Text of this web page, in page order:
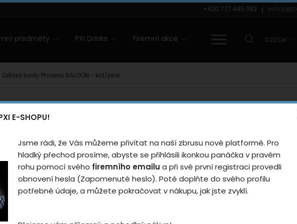
E-SHOPU!
Jsme rádi, že Vás můžeme přivítat na naší zbrusu nové platformě. Pro
hladký přechod prosíme, abyste se přihlásili ikonkou panáčka v pravém
rohu pomocí svého firemního emailu a při své první registraci provedli
obnovení hesla (Zapomenuté heslo). Poté doplňte do svého profilu
potřebné údaje, a můžete pokračovat v nákupu, jak jste zvyklí.
+420 777 485 382
CZECH
předměty PXI Drinks Firemní akce
Dětské body Phoenix BALOON - kid/pink
Dětské body
BALOON - kid/
Hodnotilo 0 uživatelů
Měkké a pohodlné dětské body s motivem
na vašem soukromí